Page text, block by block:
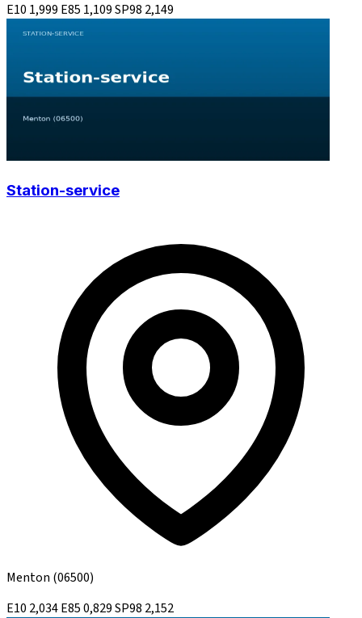
E10 1,999 E85 1,109SP98 2,149
Station-service
Menton (06500)
E10 2,034E850,829SP98 2,152